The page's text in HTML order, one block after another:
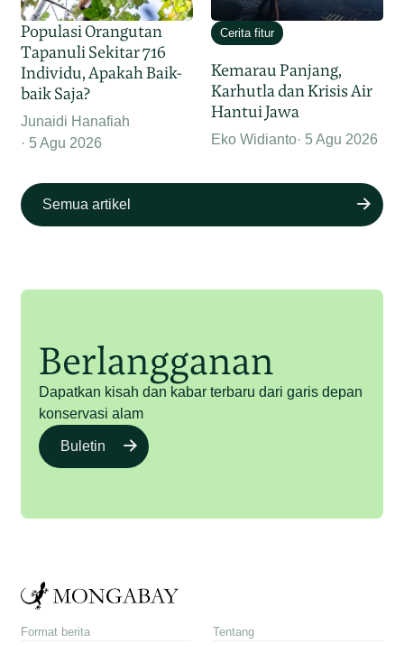
Populasi Orangutan
Tapanuli Sekitar 716
Individu, Apakah Baik-
baik Saja?
Junaidi Hanafiah
5 Agu 2026
Cerita fitur
Kemarau Panjang,
Karhutla dan Krisis Air
Hantui Jawa
Eko Widianto 5 Agu 2026
Semua artikel
Berlangganan
Dapatkan kisah dan kabar terbaru dari garis depan
konservasi alam
Buletin
Format berita Tentang